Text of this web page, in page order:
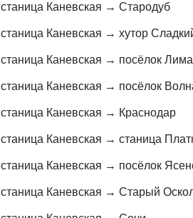
станица Каневская → Стародуб
станица Каневская → хутор
станица Каневская → посёлок
станица Каневская → посёлок
станица Каневская → Краснодар
станица Каневская → станица
станица Каневская → посёлок
станица Каневская → Старый